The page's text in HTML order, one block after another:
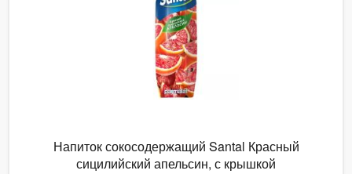
Напиток сокосодержащий Santal Красный
сицилийский апельсин, с крышкой